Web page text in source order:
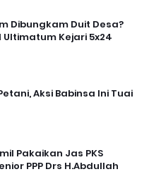
Dibungkam Duit Desa?
Ultimatum Kejari 5x24
Aksi Babinsa Ini Tuai
Pakaikan Jas PKS
PPP Drs H.Abdullah